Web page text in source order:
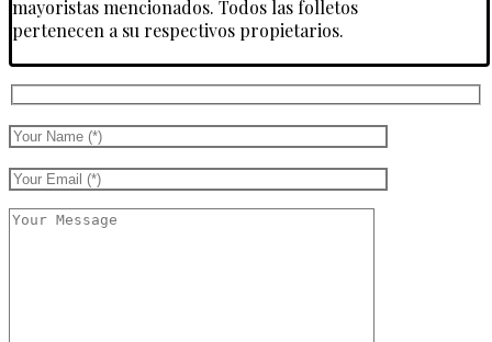
mayoristas mencionados. Todos las folletos
pertenecen a su respectivos propietarios.